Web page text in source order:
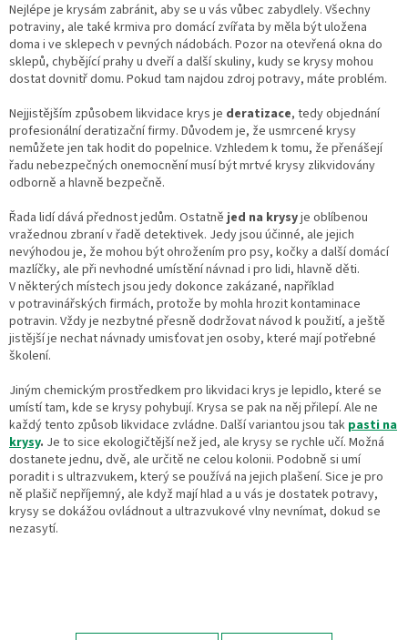
Nejlépe je krysám zabránit, aby se u vás vůbec zabydlely. Všechny
potraviny, ale také krmiva pro domácí zvířata by měla být uložena
doma i ve sklepech v pevných nádobách. Pozor na otevřená okna do
sklepů, chybějící prahy u dveří a další skuliny, kudy se krysy mohou
dostat dovnitř domu. Pokud tam najdou zdroj potravy, máte problém.
Nejjistějším způsobem likvidace krys je deratizace, tedy objednání
profesionální deratizační firmy. Důvodem je, že usmrcené krysy
nemůžete jen tak hodit do popelnice. Vzhledem k tomu, že přenášejí
řadu nebezpečných onemocnění musí být mrtvé krysy zlikvidovány
odborně a hlavně bezpečně.
Řada lidí dává přednost jedům. Ostatnějed na krysyje oblíbenou
vražednou zbraní v řadě detektivek. Jedy jsou účinné, ale jejich
nevýhodou je, že mohou být ohrožením pro psy, kočky a další domácí
mazlíčky, ale při nevhodné umístění návnad i pro lidi, hlavně děti.
V některých místech jsou jedy dokonce zakázané, například
v potravinářských firmách, protože by mohla hrozit kontaminace
potravin. Vždy je nezbytné přesně dodržovat návod k použití, a ještě
jistější je nechat návnady umisťovat jen osoby, které mají potřebné
školení.
Jiným chemickým prostředkem pro likvidaci krys je lepidlo, které se
umístí tam, kde se krysy pohybují. Krysa se pak na něj přilepí. Ale ne
každý tento způsob likvidace zvládne. Další variantou jsou tak pasti na
krysy. Je to sice ekologičtější než jed, ale krysy se rychle učí. Možná
dostanete jednu, dvě, ale určitě ne celou kolonii. Podobně si umí
poradit i s ultrazvukem, který se používá na jejich plašení. Sice je pro
ně plašič nepříjemný, ale když mají hlad a u vás je dostatek potravy,
krysy se dokážou ovládnout a ultrazvukové vlny nevnímat, dokud se
nezasytí.